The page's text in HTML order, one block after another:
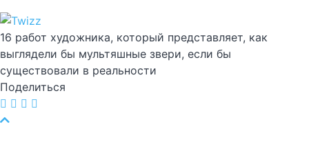
16 работ художника, который представляет, как
выглядели бы мультяшные звери, если бы
существовали в реальности
Поделиться